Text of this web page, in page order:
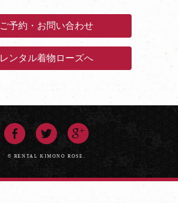
ご予約・お問い合わせ
レンタル着物ローズへ
© RENTAL KIMONO ROSE.